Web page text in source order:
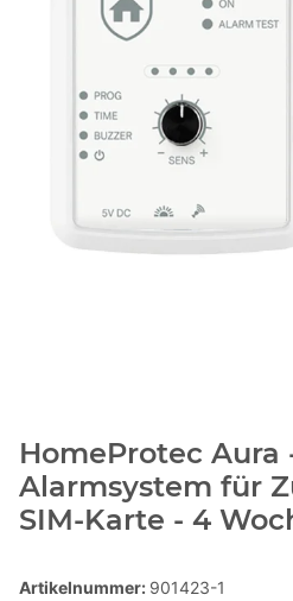
HomeProtec Aura
Alarmsystem für
SIM-Karte - 4
Artikelnummer: 901423-1